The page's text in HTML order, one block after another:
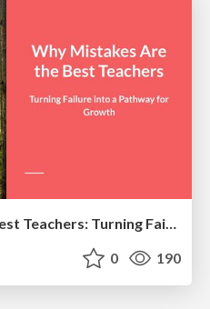
Why Mistakes Are the Best Teachers: Turning Failure into a Pathway for Growth
0 190